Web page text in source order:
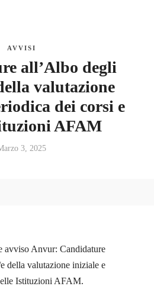
AVVISI
all’Albo degli
valutazione
dei corsi e
AFAM
3, 2025
avviso Anvur: Candidature
della valutazione iniziale e
Istituzioni AFAM.